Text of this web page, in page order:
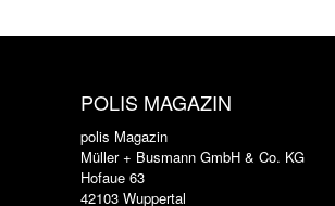
POLIS MAGAZIN
polis Magazin
Müller + Busmann GmbH & Co. KG
Hofaue 63
42103 Wuppertal